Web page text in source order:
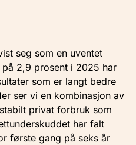
seg som en uventet
2,9 prosent i 2025 har
som er langt bedre
ser vi en kombinasjon av
privat forbruk som
har falt
første gang på seks år